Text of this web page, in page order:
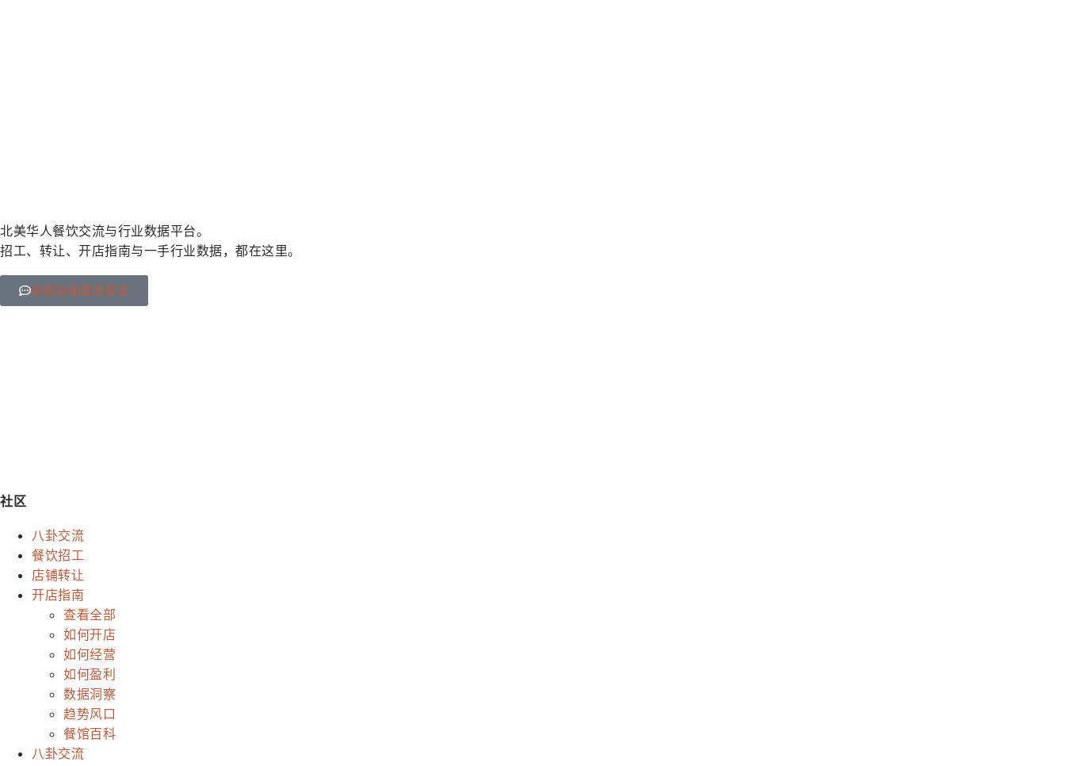
北美华人餐饮交流与行业数据平台。
招工、转让、开店指南与一手行业数据，都在这里。
给网站管理员留言
社区
八卦交流
餐饮招工
店铺转让
开店指南
查看全部
如何开店
如何经营
如何盈利
数据洞察
趋势风口
餐馆百科
八卦交流